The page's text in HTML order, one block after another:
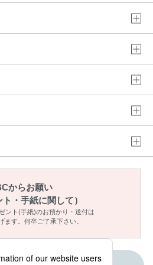
からお願い
ト・手紙に関して）
ント(手紙)のお預かり・送付は
ます。何卒ご了承下さい。